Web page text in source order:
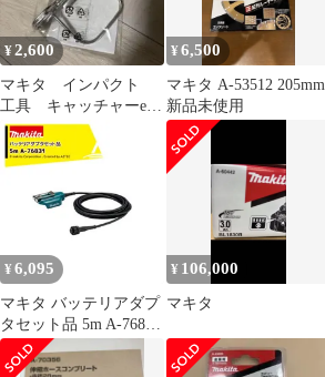
¥2,600
マキタ インパクト
工具 キャッチャーex
a-58419
¥6,500
マキタ A-53512 205mm
新品未使用
¥ 6,095
マキタ バッテリアダプ
タセット品 5m A-76831
適用モデル：UP180D
¥ 106,000
マキタ